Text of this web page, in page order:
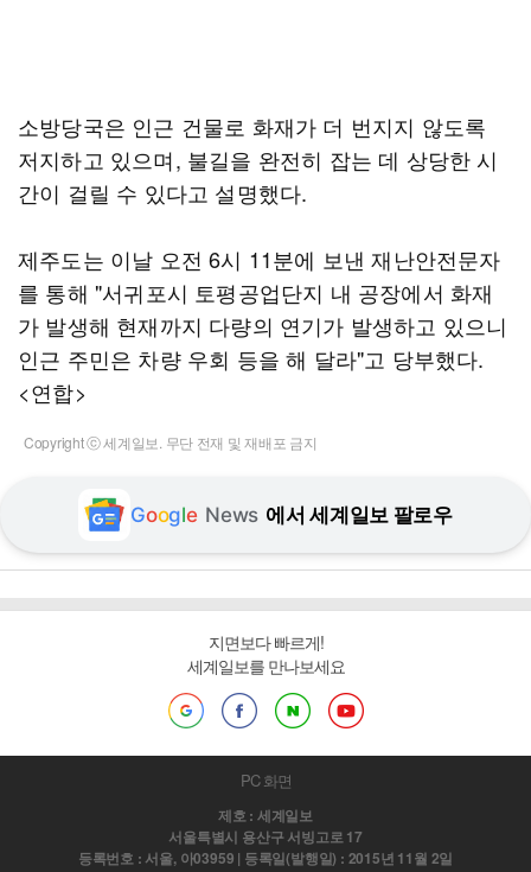
소방당국은 인근 건물로 화재가 더 번지지 않도록
저지하고 있으며, 불길을 완전히 잡는 데 상당한 시
간이 걸릴 수 있다고 설명했다.
제주도는 이날 오전 6시 11분에 보낸 재난안전문자
를 통해 "서귀포시 토평공업단지 내 공장에서 화재
가 발생해 현재까지 다량의 연기가 발생하고 있으니
인근 주민은 차량 우회 등을 해 달라"고 당부했다.
<연합>
Copyright ⓒ 세계일보. 무단 전재 및 재배포 금지
Google News 에서 세계일보 팔로우
지면보다 빠르게!
세계일보를 만나보세요
PC 화면
제호 : 세계일보
서울특별시 용산구 서빙고로 17
등록번호 : 서울, 아03959 | 등록일(발행일) : 2015년 11월 2일